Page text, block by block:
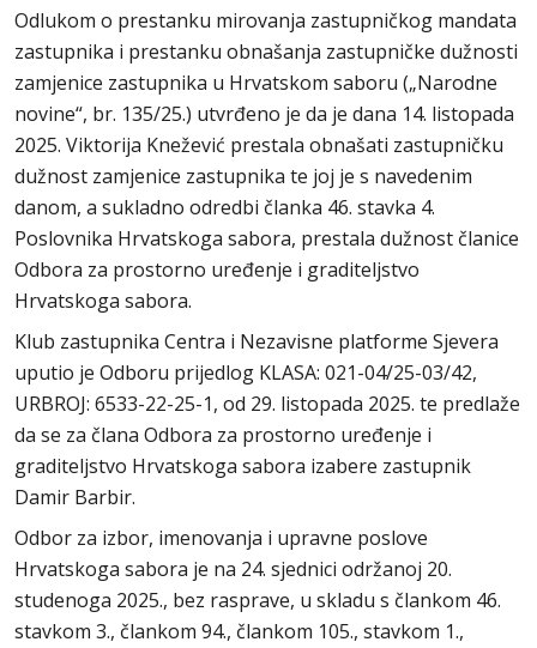
Odlukom o prestanku mirovanja zastupničkog mandata
zastupnika i prestanku obnašanja zastupničke dužnosti
zamjenice zastupnika u Hrvatskom saboru („Narodne
novine“, br. 135/25.) utvrđeno je da je dana 14. listopada
2025. Viktorija Knežević prestala obnašati zastupničku
dužnost zamjenice zastupnika te joj je s navedenim
danom, a sukladno odredbi članka 46. stavka 4.
Poslovnika Hrvatskoga sabora, prestala dužnost članice
Odbora za prostorno uređenje i graditeljstvo
Hrvatskoga sabora.
Klub zastupnika Centra i Nezavisne platforme Sjevera
uputio je Odboru prijedlog KLASA: 021-04/25-03/42,
URBROJ: 6533-22-25-1, od 29. listopada 2025. te predlaže
da se za člana Odbora za prostorno uređenje i
graditeljstvo Hrvatskoga sabora izabere zastupnik
Damir Barbir.
Odbor za izbor, imenovanja i upravne poslove
Hrvatskoga sabora je na 24. sjednici održanoj 20.
studenoga 2025., bez rasprave, u skladu s člankom 46.
stavkom 3., člankom 94., člankom 105., stavkom 1.,